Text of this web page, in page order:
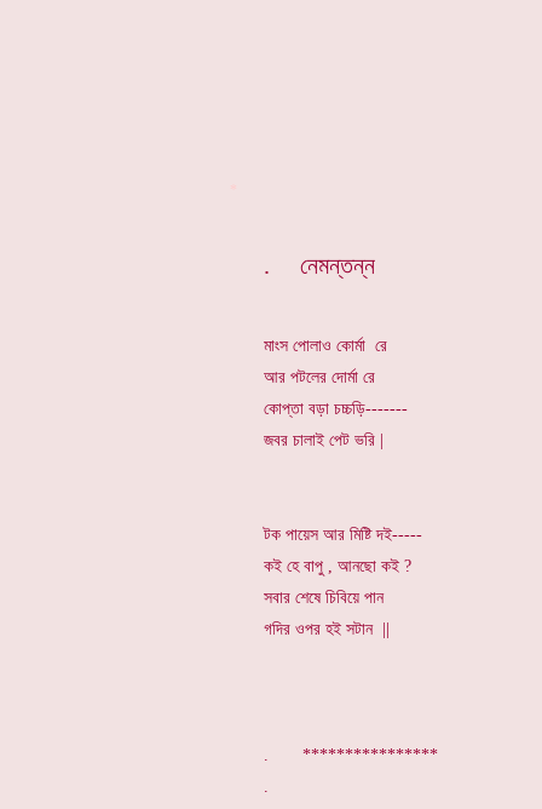
. নেমন্তন্ন
মাংস পোলাও কোর্মা রে
আর পটলের দোর্মা রে
কোপ্তা বড়া চচ্চড়ি-------
জবর চালাই পেট ভরি |
টক পায়েস আর মিষ্টি দই-----
কই হে বাপু , আনছো কই ?
সবার শেষে চিবিয়ে পান
গদির ওপর হই সটান ||
.